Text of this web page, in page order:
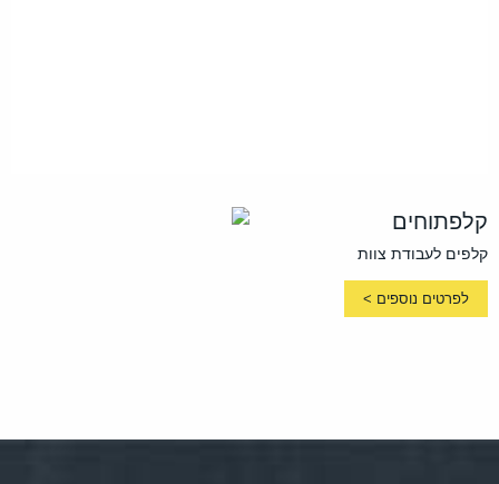
קלפתוחים
קלפים לעבודת צוות
לפרטים נוספים >